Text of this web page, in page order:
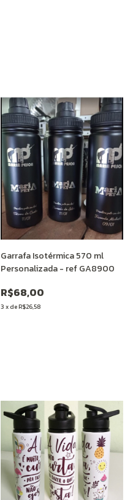
Garrafa Isotérmica 570 ml
Personalizada - ref GA8900
R$68,00
3 x deR$26,58